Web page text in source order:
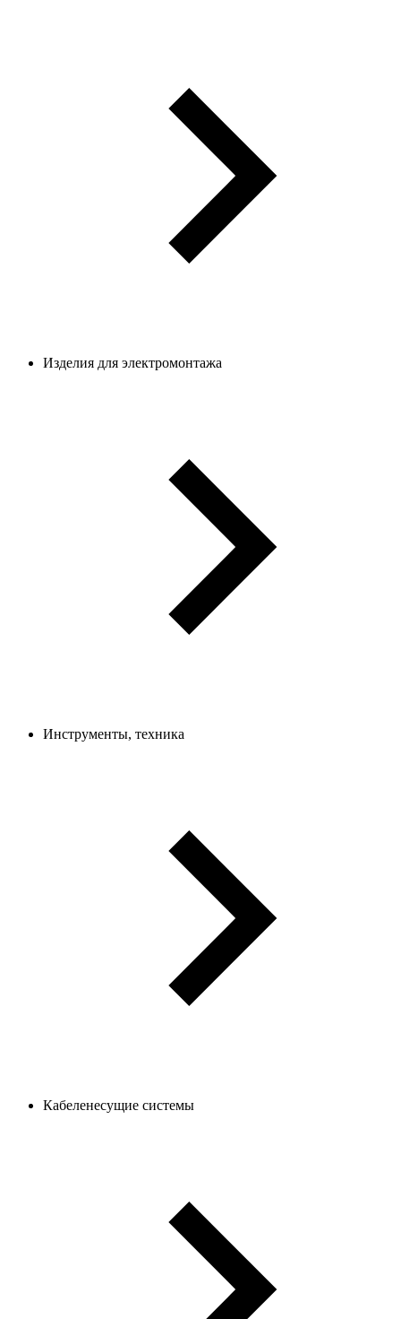
Изделия для электромонтажа
Инструменты, техника
Кабеленесущие системы